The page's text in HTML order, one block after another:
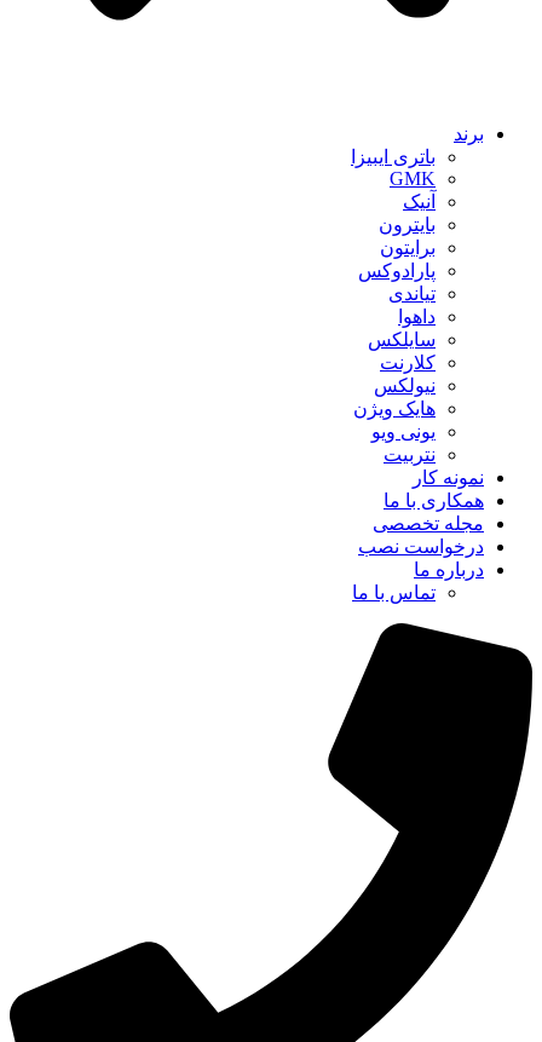
برند
باتری ایبیزا
GMK
آنیک
بایترون
برایتون
پارادوکس
تیاندی
داهوا
سایلکس
کلارنت
نیولکس
هایک ویژن
یونی ویو
نتربیت
نمونه کار
همکاری با ما
مجله تخصصی
درخواست نصب
درباره ما
تماس با ما